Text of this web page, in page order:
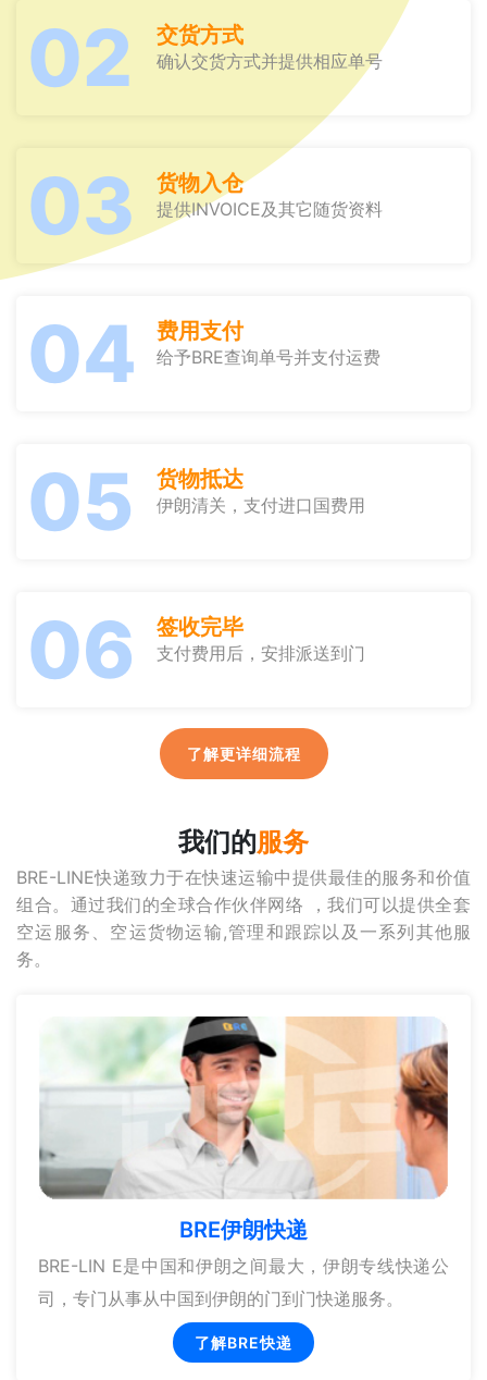
02 交货方式
确认交货方式并提供相应单号
03 货物入仓
提供INVOICE及其它随货资料
04 费用支付
给予BRE查询单号并支付运费
05 货物抵达
伊朗清关，支付进口国费用
06 签收完毕
支付费用后，安排派送到门
了解更详细流程
我们的服务
BRE-LINE快递致力于在快速运输中提供最佳的服务和价值
组合。通过我们的全球合作伙伴网络 ，我们可以提供全套
空运服务、空运货物运输,管理和跟踪以及一系列其他服
务。
BRE伊朗快递
BRE-LIN E是中国和伊朗之间最大，伊朗专线快递公
司，专门从事从中国到伊朗的门到门快递服务。
了解BRE快递